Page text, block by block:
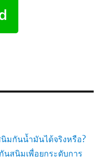
มกันน้ำมันได้จริงหรือ?
นสนิมเพื่อยกระดับการ